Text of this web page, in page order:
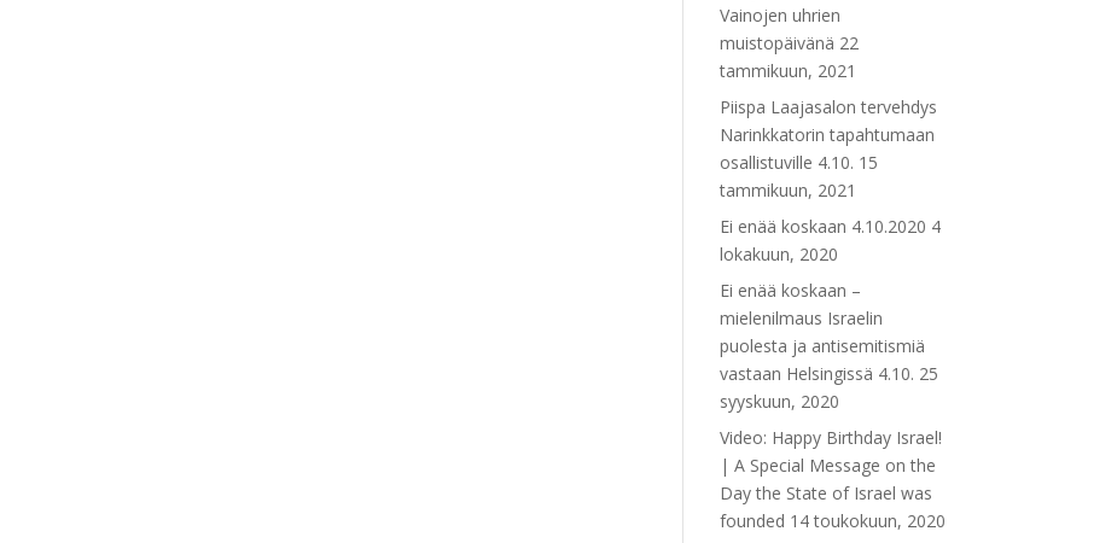
Vainojen uhrien
muistopäivänä 22
tammikuun, 2021
Piispa Laajasalon tervehdys
Narinkkatorin tapahtumaan
osallistuville 4.10. 15
tammikuun, 2021
Ei enää koskaan 4.10.2020 4
lokakuun, 2020
Ei enää koskaan –
mielenilmaus Israelin
puolesta ja antisemitismiä
vastaan Helsingissä 4.10. 25
syyskuun, 2020
Video: Happy Birthday Israel!
| A Special Message on the
Day the State of Israel was
founded 14 toukokuun, 2020